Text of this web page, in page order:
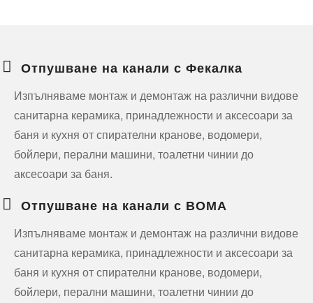
Отпушване на канали с Фекалка
Изпълняваме монтаж и демонтаж на различни видове
санитарна керамика, принадлежности и аксесоари за
баня и кухня от спирателни кранове, водомери,
бойлери, перални машини, тоалетни чинии до
аксесоари за баня.
Отпушване на канали с ВОМА
Изпълняваме монтаж и демонтаж на различни видове
санитарна керамика, принадлежности и аксесоари за
баня и кухня от спирателни кранове, водомери,
бойлери, перални машини, тоалетни чинии до